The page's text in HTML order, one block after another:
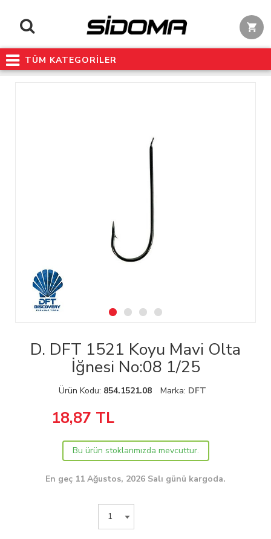
TÜM KATEGORİLER
D. DFT 1521 Koyu Mavi Olta
İğnesi No:08 1/25
Ürün Kodu: 854.1521.08 Marka: DFT
18,87 TL
Bu ürün stoklarımızda mevcuttur.
En geç 11 Ağustos, 2026 Salı günü kargoda.